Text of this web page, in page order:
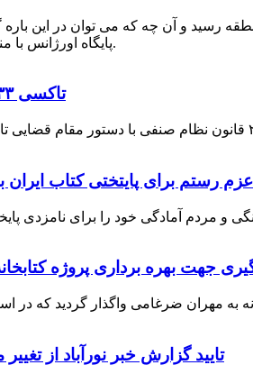
رسید و آن چه که می توان در این
پایگاه اورژانس با مناطق روستایی زیاد است.
تاکسی ۱۳۳ ممسنی پلمپ شد
عزم رستم برای پایتختی کتاب ایران
جهت بهره برداری پروژه
تایید گزارش خبر نورآباد از